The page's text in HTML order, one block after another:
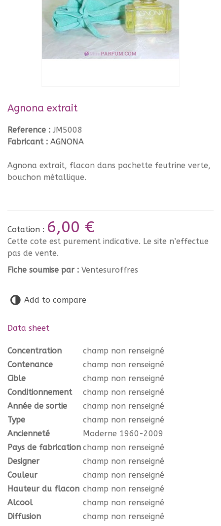
Agnona extrait
Reference : JM5008
Fabricant : AGNONA
Agnona extrait, flacon dans pochette feutrine verte,
bouchon métallique.
Cotation : 6,00 €
Cette cote est purement indicative. Le site n’effectue
pas de vente.
Fiche soumise par : Ventesuroffres
Add to compare
Data sheet
Concentration
champ non renseigné
Contenance
champ non renseigné
Cible
champ non renseigné
Conditionnement
champ non renseigné
Année de sortie
champ non renseigné
Type
champ non renseigné
Ancienneté
Moderne 1960-2009
Pays de fabrication champ non renseigné
Designer
champ non renseigné
Couleur
champ non renseigné
Hauteur du flacon champ non renseigné
Alcool
champ non renseigné
Diffusion
champ non renseigné